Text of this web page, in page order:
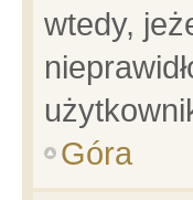
wtedy,
Góra